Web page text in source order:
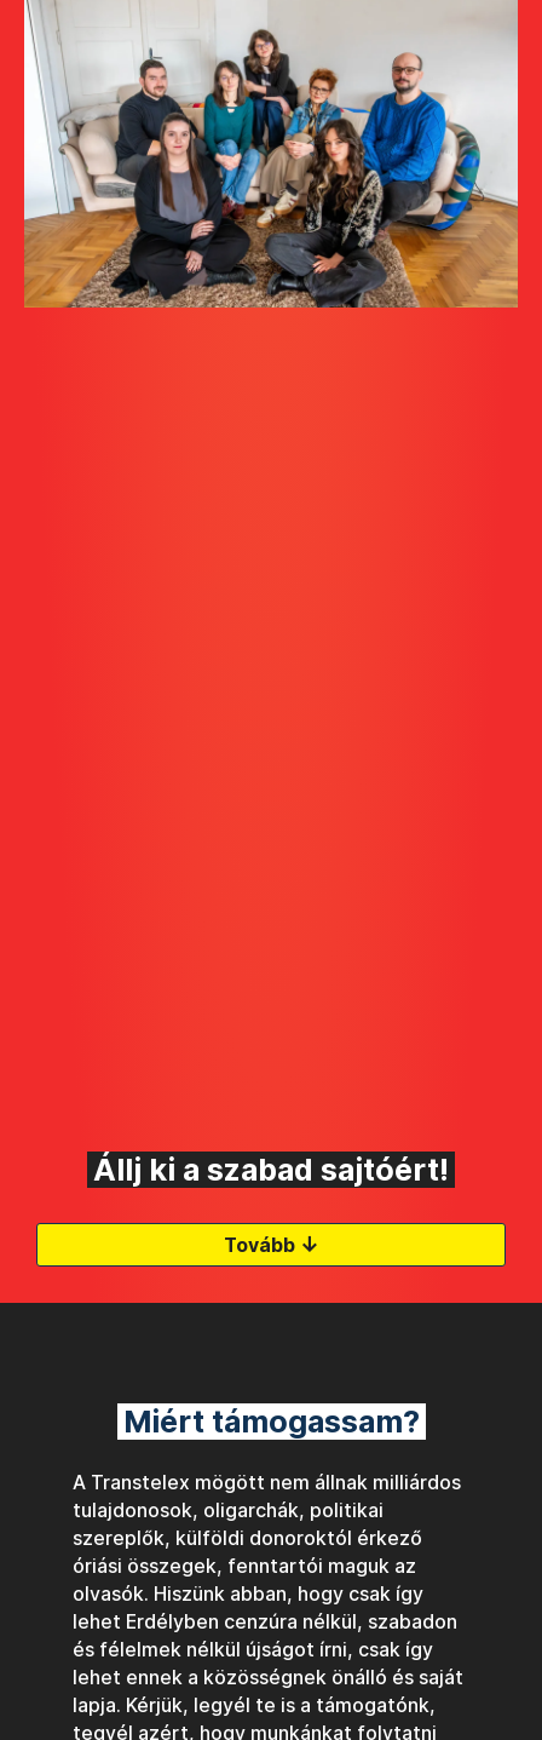
Állj ki a szabad sajtóért!
Tovább ↓
Miért támogassam?
A Transtelex mögött nem állnak milliárdos
tulajdonosok, oligarchák, politikai
szereplők, külföldi donoroktól érkező
óriási összegek, fenntartói maguk az
olvasók. Hiszünk abban, hogy csak így
lehet Erdélyben cenzúra nélkül, szabadon
és félelmek nélkül újságot írni, csak így
lehet ennek a közösségnek önálló és saját
lapja. Kérjük, legyél te is a támogatónk,
tegyél azért, hogy munkánkat folytatni